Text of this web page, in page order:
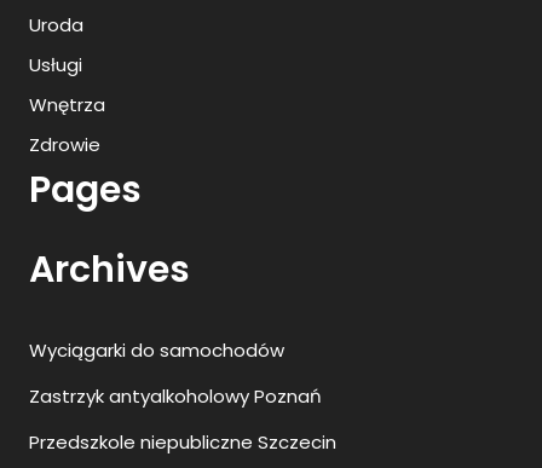
Uroda
Usługi
Wnętrza
Zdrowie
Pages
Archives
Wyciągarki do samochodów
Zastrzyk antyalkoholowy Poznań
Przedszkole niepubliczne Szczecin